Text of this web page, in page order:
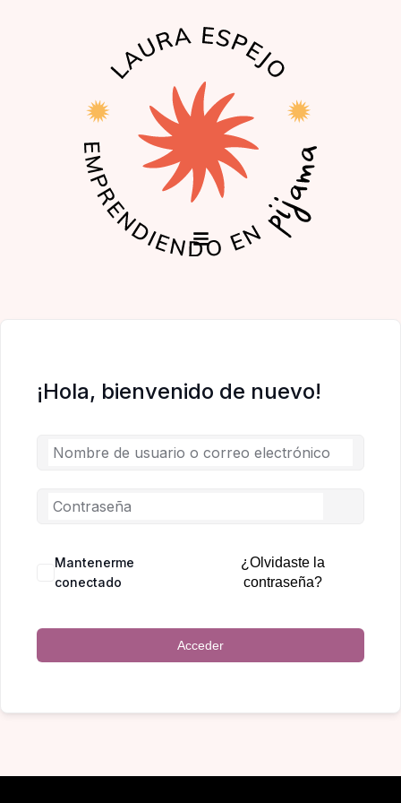
¡Hola, bienvenido de nuevo!
Mantenerme
conectado
¿Olvidaste la
contraseña?
Acceder